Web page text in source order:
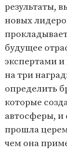
результаты,
новых
будущее
экспертами
на три
определить
которые
автосферы, и
прошла
чем она